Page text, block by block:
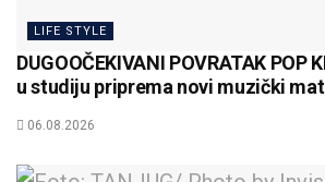
LIFE STYLE
DUGOOČEKIVANI POVRATAK POP
u studiju priprema novi muzički
06.08.2026